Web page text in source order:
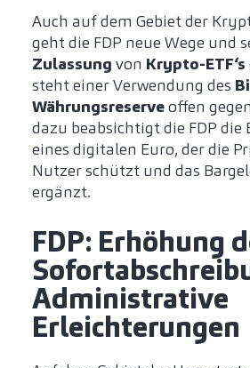
Auch auf dem Gebiet der
geht die FDP neue Wege und
Zulassung von Krypto-ETF‘s
steht einer Verwendung des
Währungsreserveoffen
dazu beabsichtigt die FDP
eines digitalen Euro, der die
Nutzer schützt und das
ergänzt.
FDP: Erhöhung
Administrative
Erleichterungen